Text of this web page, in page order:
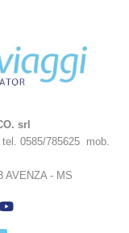
srl
tel. 0585/785625 mob.
AVENZA - MS